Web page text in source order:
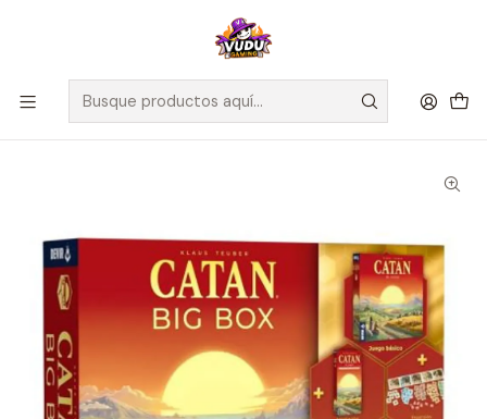
🚀 ¡Despachamos a todo Chile! Envío GRATIS a Regiones sobre
$100.000 y a RM sobre $35.000
Inicio Juegos de Mesa Editorial Devir
Catan Big Box - Español